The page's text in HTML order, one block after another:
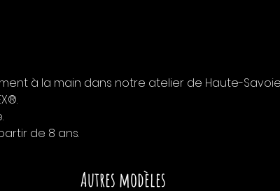
à la main dans notre atelier de Haute-
de 8 ans.
Autres modèles